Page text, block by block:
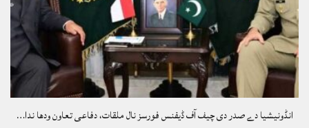
انڈونیشیا دے صدر دی چیف آف ڈیفنس فورسز نال ملقات، دفاعی تعاون ودھا ندا…